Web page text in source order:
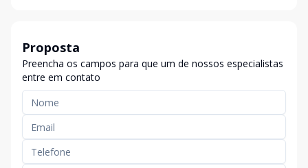
Proposta
Preencha os campos para que um de nossos especialistas
entre em contato